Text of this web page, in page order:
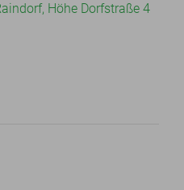
Höhe Dorfstraße 4